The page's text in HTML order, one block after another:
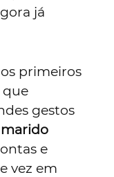
já
primeiros
que
gestos
e
vez em